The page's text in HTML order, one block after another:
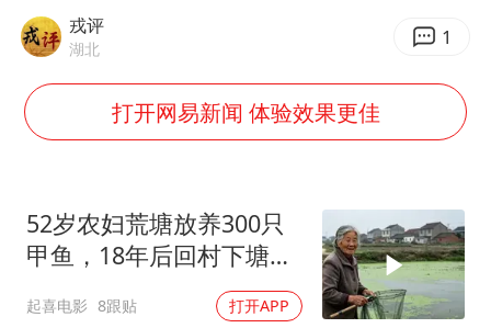
浙江海域将现5到8米巨浪到狂浪
曝美下令调查弹药库存信息遭泄露事件
日本连续发生两次地震
以军士兵把枪口对准中国记者
方桃子代言广告视频已下架
戎评
湖北 1
打开网易新闻 体验效果更佳
52岁农妇荒塘放养300只
甲鱼，18年后回村下塘瞬
起喜电影 8跟贴 打开APP